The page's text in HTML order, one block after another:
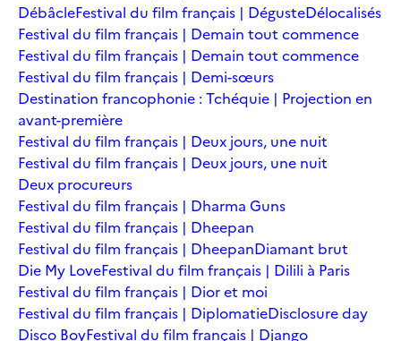
DébâcleFestival du film français | DégusteDélocalisés
Festival du film français | Demain tout commence
Festival du film français | Demain tout commence
Festival du film français | Demi-sœurs
Destination francophonie : Tchéquie | Projection en
avant-première
Festival du film français | Deux jours, une nuit
Festival du film français | Deux jours, une nuit
Deux procureurs
Festival du film français | Dharma Guns
Festival du film français | Dheepan
Festival du film français | DheepanDiamant brut
Die My LoveFestival du film français | Dilili à Paris
Festival du film français | Dior et moi
Festival du film français | DiplomatieDisclosure day
Disco BoyFestival du film français | Django